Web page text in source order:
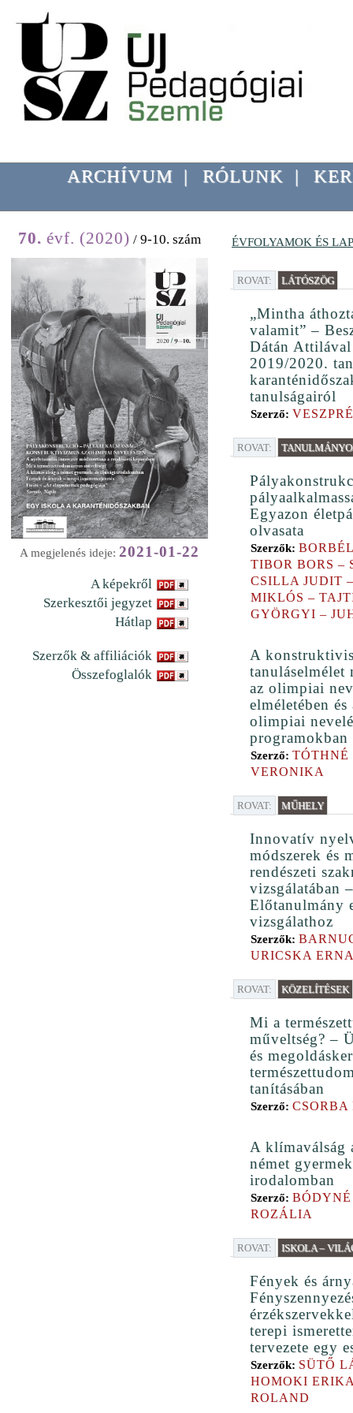
ARCHÍVUM | RÓLUNK |
70. évf. (2020) / 9-10. szám
A megjelenés ideje: 2021-01-22
A képekről
Szerkesztői jegyzet
Hátlap
Szerzők & affiliációk
Összefoglalók
ÉVFOLYAMOK ÉS
ROVAT: LÁTÓSZÖG
„Mintha
valamit” –
Dátán
2019/2020.
tanulságairól
Szerző:
ROVAT:
Egyazon
olvasata
Szerzők:
TIBOR BORS –
CSILLA JUDIT
MIKLÓS –
GYÖRGYI –
A
tanuláselmélet
az olimpiai
elméletében
olimpiai
programokban
Szerző: TÓTHNÉ
VERONIKA
ROVAT: MŰHELY
Innovatív
módszerek és
rendészeti
vizsgálatában –
Előtanulmány
vizsgálathoz
Szerzők:
URICSKA
ROVAT: KÖZELÍTÉSEK
Mi a
műveltség? –
és
tanításában
Szerző:
A klímaválság
német
irodalomban
Szerző:
ROZÁLIA
ROVAT: ISKOLA –
Fények és
terepi
tervezete egy
Szerzők: SÜTŐ
HOMOKI
ROLAND